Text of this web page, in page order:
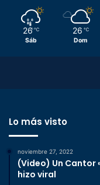
26 ℃
Sáb
26 ℃
Dom
Lo más visto
noviembre 27, 2022
(Video) Un Cantor
hizo viral